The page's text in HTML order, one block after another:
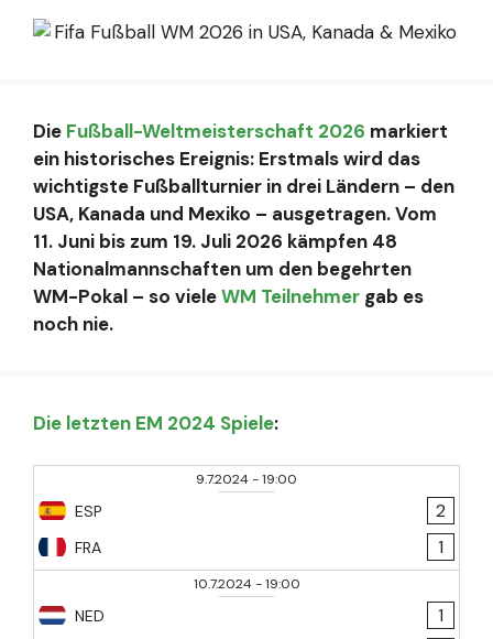
Die Fußball-Weltmeisterschaft 2026 markiert
ein historisches Ereignis: Erstmals wird das
wichtigste Fußballturnier in drei Ländern – den
USA, Kanada und Mexiko – ausgetragen. Vom
11. Juni bis zum 19. Juli 2026 kämpfen 48
Nationalmannschaften um den begehrten
WM-Pokal – so vieleWM Teilnehmer gab es
noch nie.
Die letzten EM 2024 Spiele:
9.7.2024-19:00
ESP
FRA
2
1
10.7.2024-19:00
NED
1